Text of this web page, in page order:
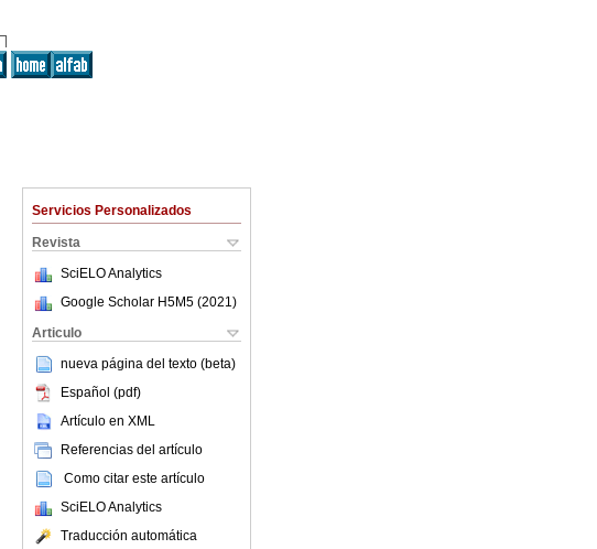
Servicios Personalizados
Revista
SciELO Analytics
Google Scholar H5M5 (2021 )
Articulo
nueva página del texto (beta)
Español (pdf)
Artículo en XML
Referencias del artículo
Como citar este artículo
SciELO Analytics
Traducción automática